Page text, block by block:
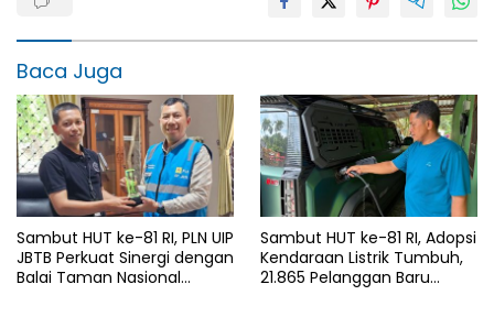
Baca Juga
Sambut HUT ke-81 RI, PLN UIP
JBTB Perkuat Sinergi dengan
Balai Taman Nasional
Sambut HUT ke-81 RI, Adopsi
Kendaraan Listrik Tumbuh,
21.865 Pelanggan Baru